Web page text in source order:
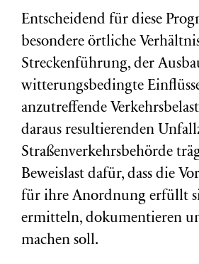
Entscheidend für diese
besondere örtliche
Streckenführung, der
witterungsbedingte
anzutreffende
daraus resultierenden
Straßenverkehrsbehörde
Beweislast dafür, dass die
für ihre Anordnung erfüllt
ermitteln, dokumentieren
machen soll.